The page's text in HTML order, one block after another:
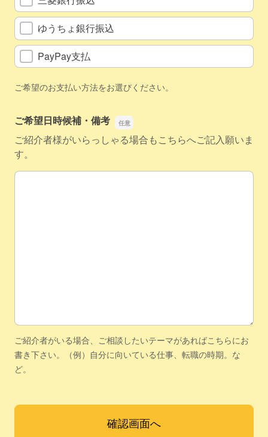
ゆうちょ銀行振込
PayPay支払
ご希望のお支払い方法をお選びください。
ご希望日時候補・備考
ご紹介者様がいらっしゃる場合もこちらへご記入願いま
す。
ご希望日時候補・備考
ご紹介者がいる場合、ご相談したいテーマがあればこちらにお
書き下さい。（例）自分に向いている仕事、転職の時期。な
ど。